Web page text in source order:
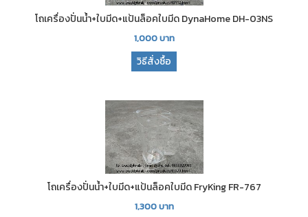
โถเครื่องปั่นน้ำ+ใบมีด+แป้นล็อคใบมีด DynaHome DH-03NS
1,000บาท
วิธีสั่งซื้อ
โถเครื่องปั่นน้ำ+ใบมีด+แป้นล็อคใบมีด FryKing FR-767
1,300บาท